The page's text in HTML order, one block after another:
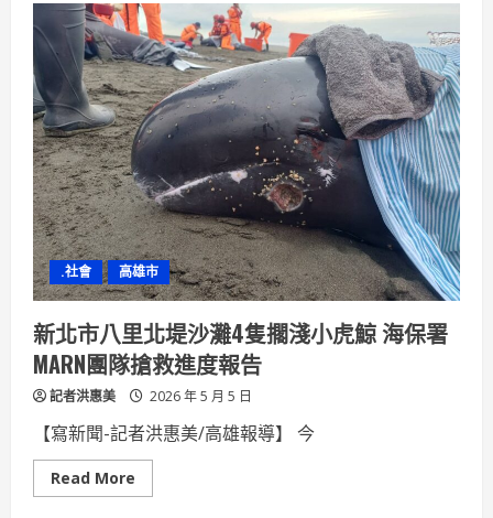
照
駕
駛
與
重
複
違
規
納
入
講
習
機
制，
高
雄
區
監
理
所
呼
籲
養
成
禮
讓
法
好
習
.社會 高雄市
新北市八里北堤沙灘4隻擱淺小虎鯨 海保署
MARN團隊搶救進度報告
記者洪惠美 2026 年 5 月 5 日
【寫新聞-記者洪惠美/高雄報導】 今
Read More
more